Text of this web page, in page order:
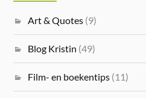
Art & Quotes (9)
Blog Kristin (49)
Film- en boekentips (11)